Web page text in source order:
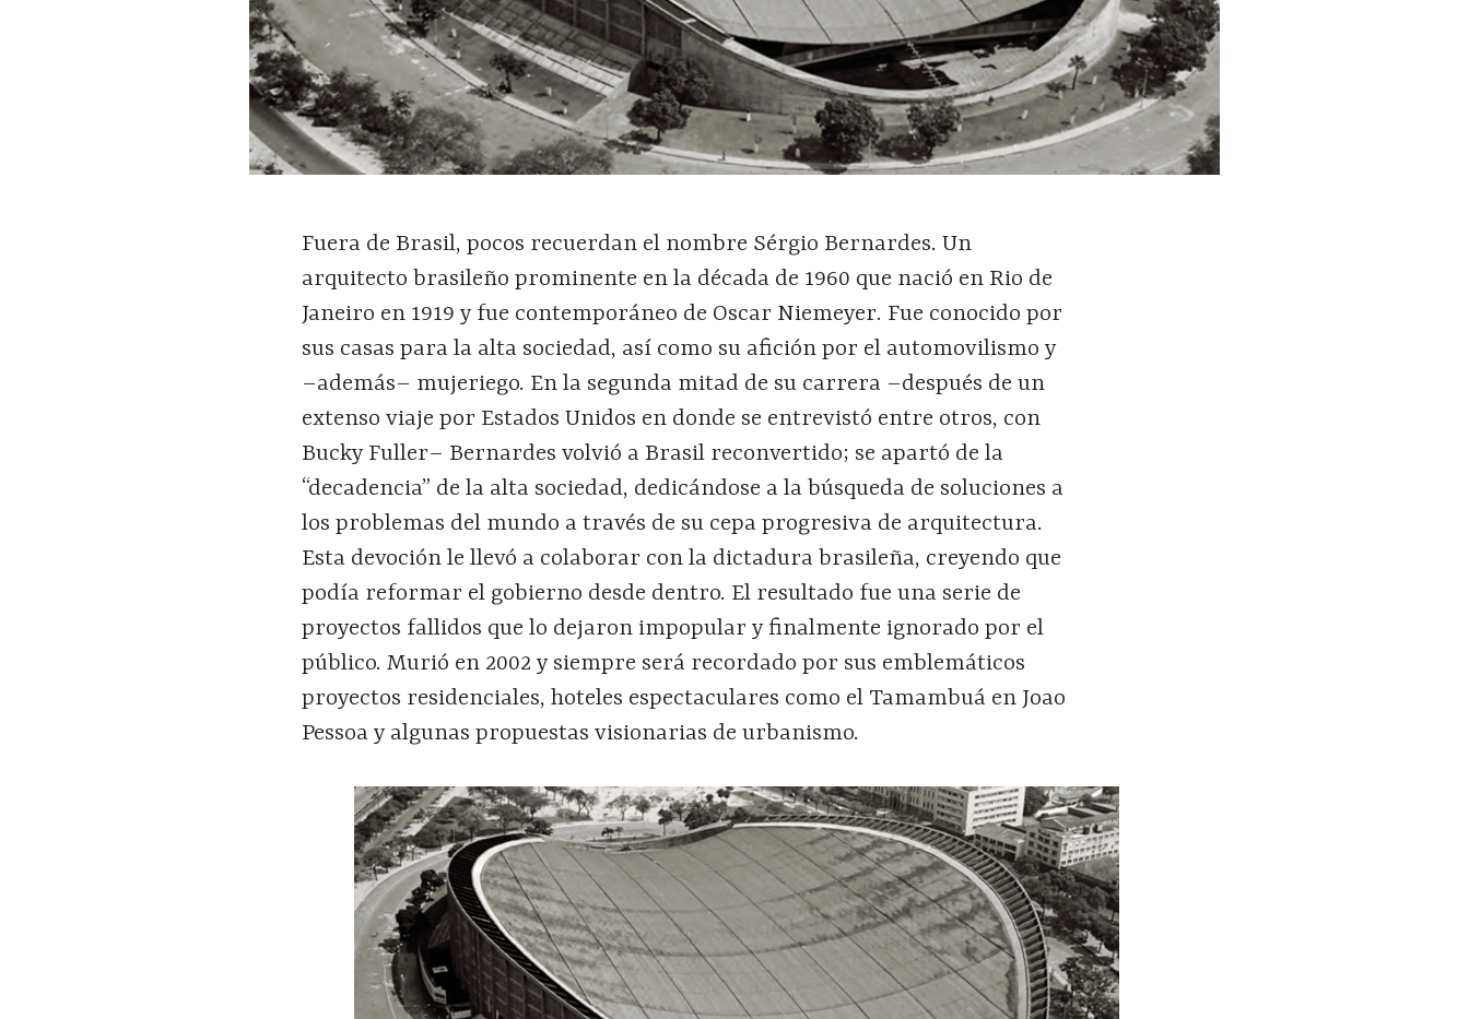
Fuera de Brasil, pocos recuerdan el nombre Sérgio Bernardes. Un
arquitecto brasileño prominente en la década de 1960 que nació en Rio de
Janeiro en 1919 y fue contemporáneo de Oscar Niemeyer. Fue conocido por
sus casas para la alta sociedad, así como su afición por el automovilismo y
–además– mujeriego. En la segunda mitad de su carrera –después de un
extenso viaje por Estados Unidos en donde se entrevistó entre otros, con
Bucky Fuller– Bernardes volvió a Brasil reconvertido; se apartó de la
“decadencia” de la alta sociedad, dedicándose a la búsqueda de soluciones a
los problemas del mundo a través de su cepa progresiva de arquitectura.
Esta devoción le llevó a colaborar con la dictadura brasileña, creyendo que
podía reformar el gobierno desde dentro. El resultado fue una serie de
proyectos fallidos que lo dejaron impopular y finalmente ignorado por el
público. Murió en 2002 y siempre será recordado por sus emblemáticos
proyectos residenciales, hoteles espectaculares como el Tamambuá en Joao
Pessoa y algunas propuestas visionarias de urbanismo.